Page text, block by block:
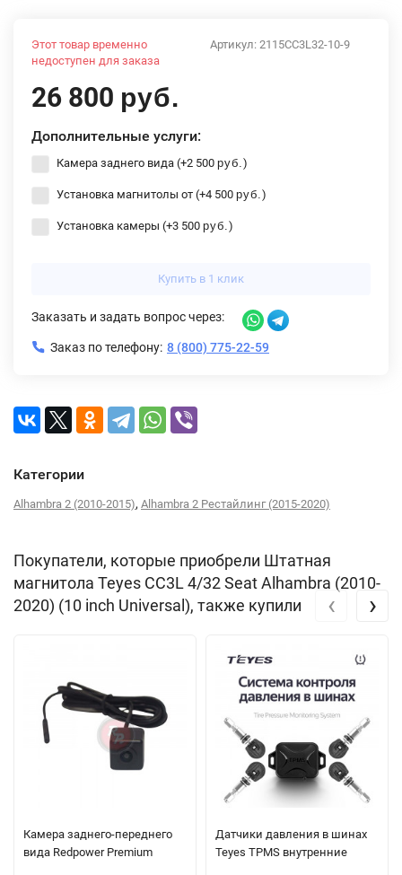
Артикул: 2115CC3L32-10-9
Этот товар временно
недоступен для заказа
26 800 руб.
Дополнительные услуги:
Камера заднего вида (+2 500 руб. )
Установка магнитолы от (+4 500 руб. )
Установка камеры (+3 500 руб. )
Купить в 1 клик
Заказать и задать вопрос через:
Заказ по телефону: 8 (800) 775-22-59
Категории
Alhambra 2 (2010-2015), Alhambra 2 Рестайлинг (2015-2020)
Покупатели, которые приобрели Штатная
магнитола Teyes CC3L 4/32 Seat Alhambra (2010-
2020) (10 inch Universal), также купили
Камера заднего-переднего
вида Redpower Premium
Датчики давления в шинах
Teyes TPMS внутренние
‹ ›